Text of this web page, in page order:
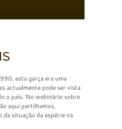
esta garça era uma
actualmente pode ser vista
o país. No webinário sobre
aqui partilhamos,
da situação da espécie na